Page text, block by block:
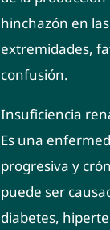
hinchazón en las
extremidades,
confusión.
Insuficiencia
Es una
progresiva y
puede ser
diabetes,